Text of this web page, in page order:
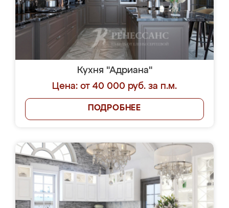
Кухня "Адриана"
Цена: от 40 000 руб. за п.м.
ПОДРОБНЕЕ